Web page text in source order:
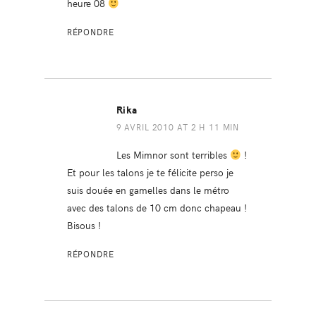
heure 08
RÉPONDRE
Rika
9 AVRIL 2010 AT 2 H 11 MIN
Les Mimnor sont terribles
!
Et pour les talons je te félicite perso je
suis douée en gamelles dans le métro
avec des talons de 10 cm donc chapeau !
Bisous !
RÉPONDRE